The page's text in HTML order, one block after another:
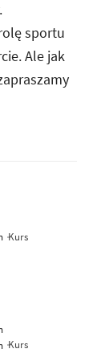
sportu
Ale jak
Kurs
Kurs